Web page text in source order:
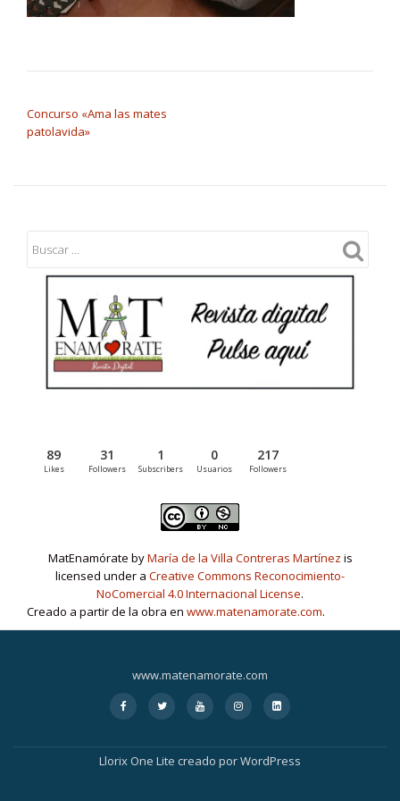
Concurso «Ama las mates
patolavida»
89
Likes
31
Followers
1
Subscribers
0
Usuarios
217
Followers
MatEnamórate byMaría de la Villa Contreras Martínez is
licensed under a Creative Commons Reconocimiento-
NoComercial 4.0 Internacional License.
Creado a partir de la obra en www.matenamorate.com.
www.matenamorate.com
secundario
fa
fa-
fa
fa-
fa
fa-
fa
fa-
fa-
linkedin-
Llorix One Lite creado porWordPress